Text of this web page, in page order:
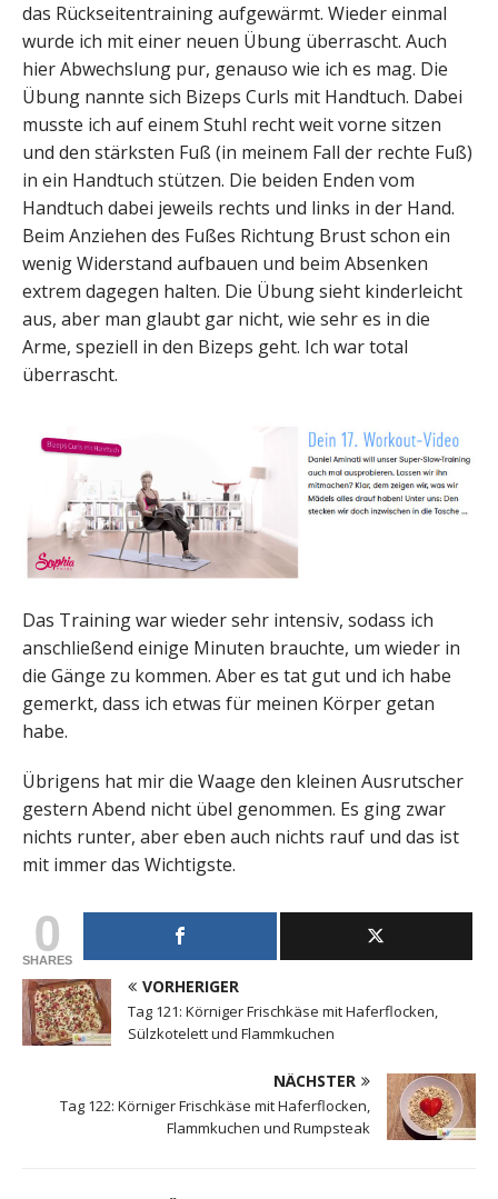
das Rückseitentraining aufgewärmt. Wieder einmal
wurde ich mit einer neuen Übung überrascht. Auch
hier Abwechslung pur, genauso wie ich es mag. Die
Übung nannte sich Bizeps Curls mit Handtuch. Dabei
musste ich auf einem Stuhl recht weit vorne sitzen
und den stärksten Fuß (in meinem Fall der rechte Fuß)
in ein Handtuch stützen. Die beiden Enden vom
Handtuch dabei jeweils rechts und links in der Hand.
Beim Anziehen des Fußes Richtung Brust schon ein
wenig Widerstand aufbauen und beim Absenken
extrem dagegen halten. Die Übung sieht kinderleicht
aus, aber man glaubt gar nicht, wie sehr es in die
Arme, speziell in den Bizeps geht. Ich war total
überrascht.
Das Training war wieder sehr intensiv, sodass ich
anschließend einige Minuten brauchte, um wieder in
die Gänge zu kommen. Aber es tat gut und ich habe
gemerkt, dass ich etwas für meinen Körper getan
habe.
Übrigens hat mir die Waage den kleinen Ausrutscher
gestern Abend nicht übel genommen. Es ging zwar
nichts runter, aber eben auch nichts rauf und das ist
mit immer das Wichtigste.
0
SHARES
VORHERIGER
Tag 121: Körniger Frischkäse mit Haferflocken,
Sülzkotelett und Flammkuchen
NÄCHSTER
Tag 122: Körniger Frischkäse mit Haferflocken,
Flammkuchen und Rumpsteak